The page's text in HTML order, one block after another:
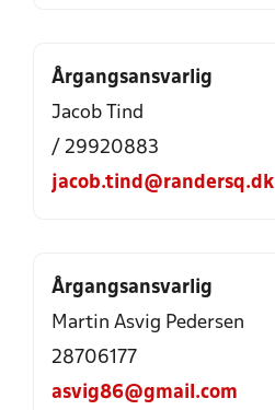
Årgangsansvarlig
Jacob Tind
/ 29920883
jacob.tind@randersq.dk
Årgangsansvarlig
Martin Asvig Pedersen
28706177
asvig86@gmail.com